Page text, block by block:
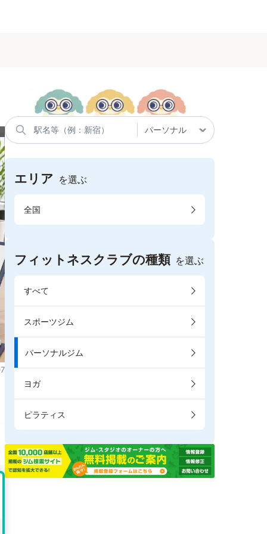
エリア を選ぶ
全国
フィットネスクラブの種類 を選ぶ
すべて
スポーツジム
パーソナルジム
ヨガ
ピラティス